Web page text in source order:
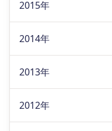
2015年
2014年
2013年
2012年